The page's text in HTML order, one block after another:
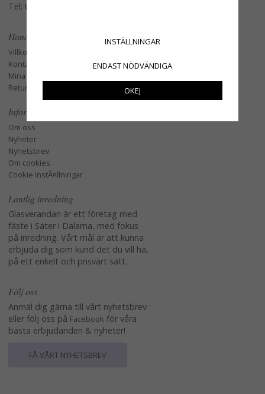
Tel: 079-3495968
Handla
Villkor
Kontakta oss
Mina favoriter
Retur och Reklamation
Information
Om oss
Nyheter
Nyhetsbrev
Om cookies
Cookie instÃ¤llningar
Lantlig inredning
Glasverandan är ett företag med
fäste i Säter i Dalarna, med fokus
på inredning. Vårt mål är att kunna
erbjuda dig som kund det du vill ha,
på ett enkelt och prisvärt sätt.
Följ oss
Anmäl dig gärna till vårt nyhetsbrev
eller följ oss på Facebook för våra
bästa erbjudanden & nyheter!
FÅ VÅRT NYHETSBREV
INSTÄLLNINGAR
ENDAST NÖDVÄNDIGA
OKEJ